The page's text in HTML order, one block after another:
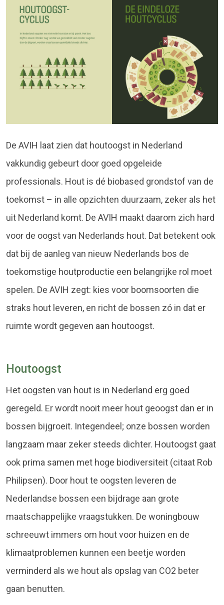
De AVIH laat zien dat houtoogst in Nederland
vakkundig gebeurt door goed opgeleide
professionals. Hout is dé biobased grondstof van de
toekomst – in alle opzichten duurzaam, zeker als het
uit Nederland komt. De AVIH maakt daarom zich hard
voor de oogst van Nederlands hout. Dat betekent ook
dat bij de aanleg van nieuw Nederlands bos de
toekomstige houtproductie een belangrijke rol moet
spelen. De AVIH zegt: kies voor boomsoorten die
straks hout leveren, en richt de bossen zó in dat er
ruimte wordt gegeven aan houtoogst.
Houtoogst
Het oogsten van hout is in Nederland erg goed
geregeld. Er wordt nooit meer hout geoogst dan er in
bossen bijgroeit. Integendeel; onze bossen worden
langzaam maar zeker steeds dichter. Houtoogst gaat
ook prima samen met hoge biodiversiteit (citaat Rob
Philipsen). Door hout te oogsten leveren de
Nederlandse bossen een bijdrage aan grote
maatschappelijke vraagstukken. De woningbouw
schreeuwt immers om hout voor huizen en de
klimaatproblemen kunnen een beetje worden
verminderd als we hout als opslag van CO2 beter
gaan benutten.